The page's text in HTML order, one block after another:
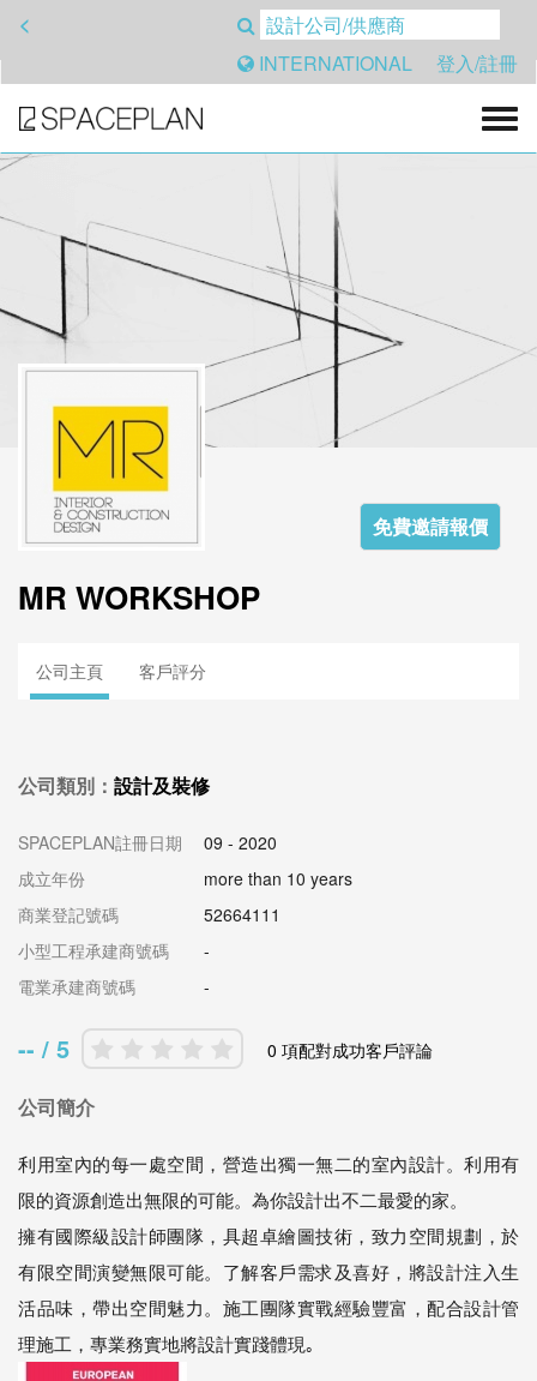
<
INTERNATIONAL
登入/註冊
免費邀請報價
MR WORKSHOP
公司主頁 客戶評分
公司類別： 設計及裝修
SPACEPLAN註冊日期
09 - 2020
成立年份
more than 10 years
商業登記號碼
52664111
小型工程承建商號碼
-
電業承建商號碼
-
-- / 5 0 項配對成功客戶評論
公司簡介
利用室內的每一處空間，營造出獨一無二的室內設計。利用有
限的資源創造出無限的可能。為你設計出不二最愛的家。
擁有國際級設計師團隊，具超卓繪圖技術，致力空間規劃，於
有限空間演變無限可能。了解客戶需求及喜好，將設計注入生
活品味，帶出空間魅力。施工團隊實戰經驗豐富，配合設計管
理施工，專業務實地將設計實踐體現｡